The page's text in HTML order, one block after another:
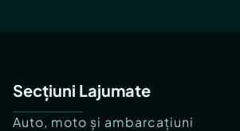
Secțiuni Lajumate
Auto, moto și ambarcațiuni